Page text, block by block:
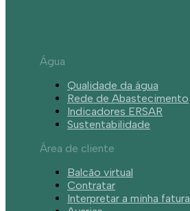
Água
Qualidade da água
Rede de Abastecimento
Indicadores ERSAR
Sustentabilidade
Área de cliente
Balcão virtual
Contratar
Interpretar a minha fatura